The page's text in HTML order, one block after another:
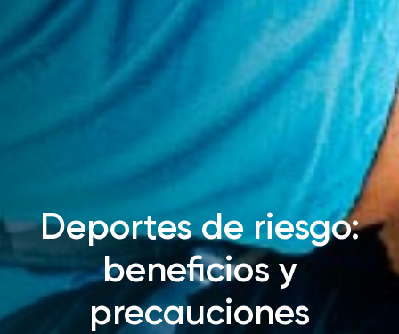
Deportes de riesgo:
beneficios y
precauciones